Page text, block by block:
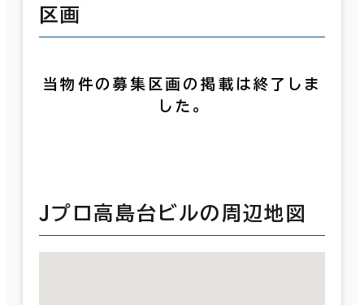
区画
当物件の募集区画の掲載は終了しま
した。
Ｊプロ高島台ビルの周辺地図